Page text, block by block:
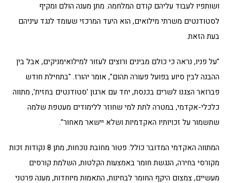
ושותפיו לעבוד עליהם קודם המלחמה. מתן מענה הולם ומקיף
לסטודנטים משרתי מילואים, הוא היעד המרכזי שעומד לנגד עיניהם
בעת הזאת.
"על פניו, נראה כי כולם מבינים ורוצים לעזור למילואימניקים, אבל בין
ההבנה לבין סיוע בפועל פעורה תהום", אומר יהורז. "בתחילת חודש
פברואר הצגנו לשרים בכנסת, יחד עם ארגון 'סטודנטים בחזית', מתווה
כלכלי-אקדמי, במטרה לתת למי שחוזר ללימודים מעטפת שלמה
שתשמור על זכויותיו האקדמיות ושלא יישאר מאחור".
המתווה האקדמי המדובר כולל: פטור מחובת נוכחות, מתן 8 נקודות זכות
מקורסי בחירה, הנגשת חומר באמצעות הקלטות, השלמת קורסים
מעשיים, צמצום היקף החומר לבחינות, התאמות מיוחדות, מענה פרטני